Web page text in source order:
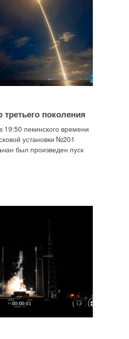
третьего поколения
19:50 пекинского времени
установки №201
был произведен пуск